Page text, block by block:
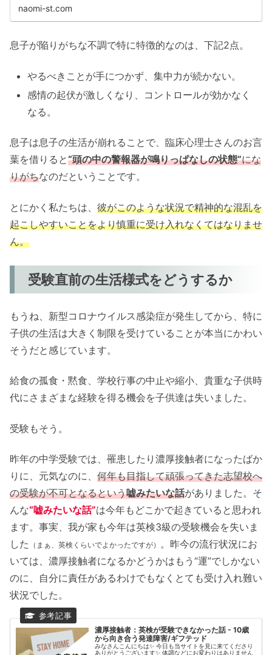
naomi-st.com
息子が陥りがちな不調で特に特徴的なのは、下記2点。
やるべきことが手につかず、集中力が続かない。
感情の起伏が激しくなり、コントロールが効かなく
なる。
息子は息子の生活が崩れることで、臨床心理士さんのお言
葉を借りると“頭の中の警報器が鳴りっぱなしの状態”にな
りがちなのだということです。
とにかく私たちは、 彼がこのような状況で精神的な混乱を
起こしやすいことをより慎重に受け入れなくてはなりませ
ん。
受験直前の生活様式をどうするか
もうね、新型コロナウイルス感染症が発生してから、特に
子供の生活は大きく制限を受けていることが本当にかわい
そうだと感じています。
給食の孤食・黙食、学校行事の中止や縮小、貴重な子供時
代にさまざまな経験を得る機会を子供達は失いました。
受験もそう。
昨年の中学受験では、罹患したり濃厚接触者になったばか
りに、元気なのに、 何年も目指して頑張ってきた志望校へ
の受験が不可となるという嘘みたいな話がありました。そ
んな“嘘みたいな話”は今年もどこかで起きていると思われ
ます。事実、我が家も今年は英検3級の受験機会を失いま
した （まぁ、 英検くらいでよかったですが） 。昨今の流行状況にお
いては、濃厚接触者になるかどうかはもう“運”でしかない
のに、自分に責任があるわけでもなくとても受け入れ難い
状況でした。
濃厚接触者：英検が受験できなかった話 - 10歳
から向き合う発達障害/ギフテッド
みなさんこんにちは✨ 今日も当サイトを見に来てくださり
ありがとうございます✨ 体調などにお変わりはありません